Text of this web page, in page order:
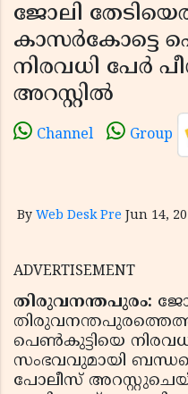
ജോലി
കാസര്‍കോട്ടെ
നിരവധി പേര്‍
അറസ്റ്റില്‍
Channel Group
By Web Desk Pre Jun 14,
ADVERTISEMENT
തിരുവനന്തപുരം:
പെണ്‍കുട്ടിയെ നിരവധി
സംഭവവുമായി
പോലീസ്